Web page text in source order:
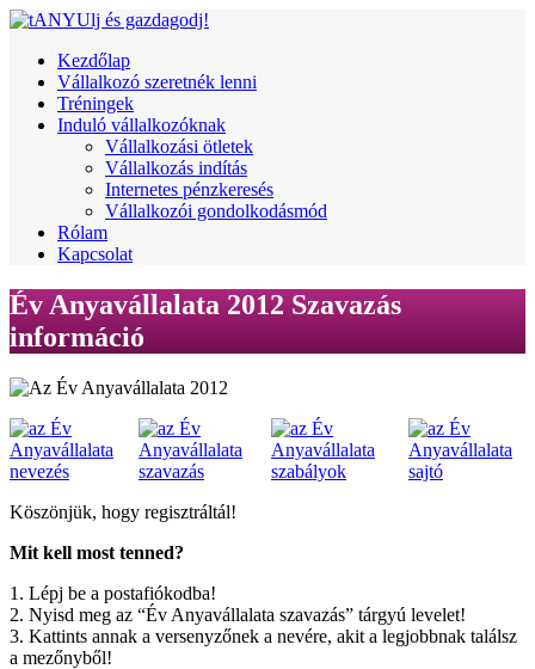
Kezdőlap
Vállalkozó szeretnék lenni
Tréningek
Induló vállalkozóknak
Vállalkozási ötletek
Vállalkozás indítás
Internetes pénzkeresés
Vállalkozói gondolkodásmód
Rólam
Kapcsolat
Év Anyavállalata 2012 Szavazás
információ
Köszönjük, hogy regisztráltál!
Mit kell most tenned?
1. Lépj be a postafiókodba!
2. Nyisd meg az “Év Anyavállalata szavazás” tárgyú levelet!
3. Kattints annak a versenyzőnek a nevére, akit a legjobbnak találsz
a mezőnyből!